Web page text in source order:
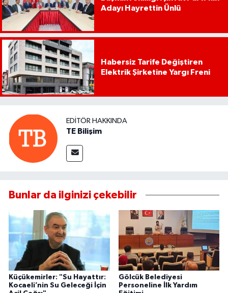
Adayı Hayrettin Ünlü
Habersiz Tarife Değiştiren
Elektrik Şirketine Yargı Freni
EDITÖR HAKKINDA
TE Bilişim
Bunlar da ilginizi çekebilir
Küçükemirler: "Su Hayattır:
Kocaeli’nin Su Geleceği İçin
Gölcük Belediyesi
Personeline İlk Yardım